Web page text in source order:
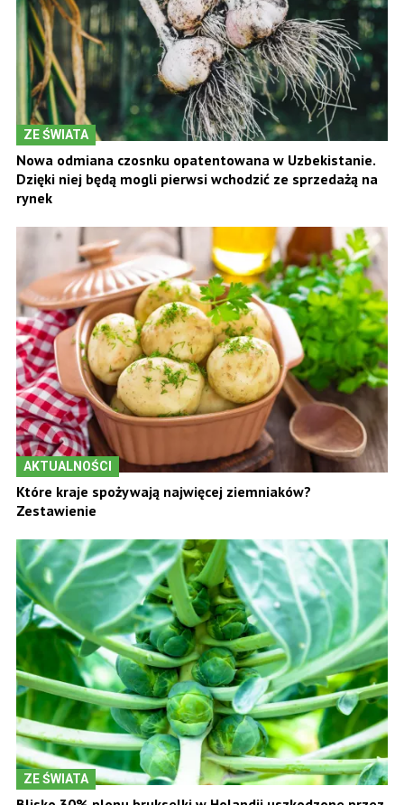
ZE ŚWIATA
Nowa odmiana czosnku opatentowana w Uzbekistanie.
Dzięki niej będą mogli pierwsi wchodzić ze sprzedażą na
rynek
AKTUALNOŚCI
Które kraje spożywają najwięcej ziemniaków?
Zestawienie
ZE ŚWIATA